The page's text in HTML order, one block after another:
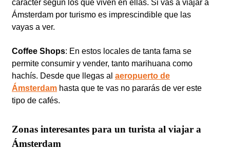
carácter según los que viven en ellas. Si vas a viajar a
Ámsterdam por turismo es imprescindible que las
vayas a ver.
Coffee Shops: En estos locales de tanta fama se
permite consumir y vender, tanto marihuana como
hachís. Desde que llegas al aeropuerto de
Ámsterdam hasta que te vas no pararás de ver este
tipo de cafés.
Zonas interesantes para un turista al viajar a
Ámsterdam